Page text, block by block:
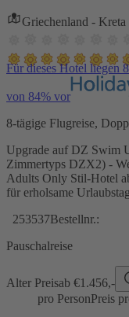
Griechenland -
Für dieses Hotel liegen
von 84% vor
8-tägige Flugreise,
Upgrade auf DZ Swim
Zimmertyps DZX2) -
Adults Only Stil-Hotel
für erholsame
253537Bestellnr.:
Pauschalreise
Alter Preisab €1.456,-
pro PersonPreis